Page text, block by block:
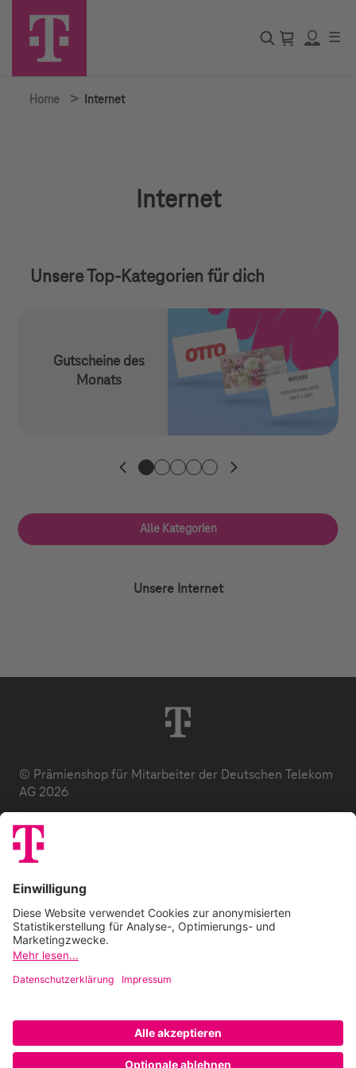
☰
Home > Internet
Internet
Unsere Top-Kategorien für dich
Gutscheine des
Monats
1. Kategorie
2. Kategorie
3. Kategorie
4. Kategorie
5. Kategorie
Alle Kategorien
Unsere Internet
© Prämienshop für Mitarbeiter der Deutschen Telekom
AG 2026
Datenschutz
Impressum
Zuzahlung
E-Codes
FAQ
Barrierefreiheitserklärung